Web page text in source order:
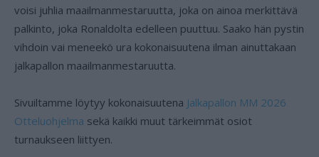
voisi juhlia maailmanmestaruutta, joka on ainoa merkittävä
palkinto, joka Ronaldolta edelleen puuttuu. Saako hän pystin
vihdoin vai meneekö ura kokonaisuutena ilman ainuttakaan
jalkapallon maailmanmestaruutta.
Sivuiltamme löytyy kokonaisuutena Jalkapallon MM 2026
Otteluohjelma sekä kaikki muut tärkeimmät osiot
turnaukseen liittyen.